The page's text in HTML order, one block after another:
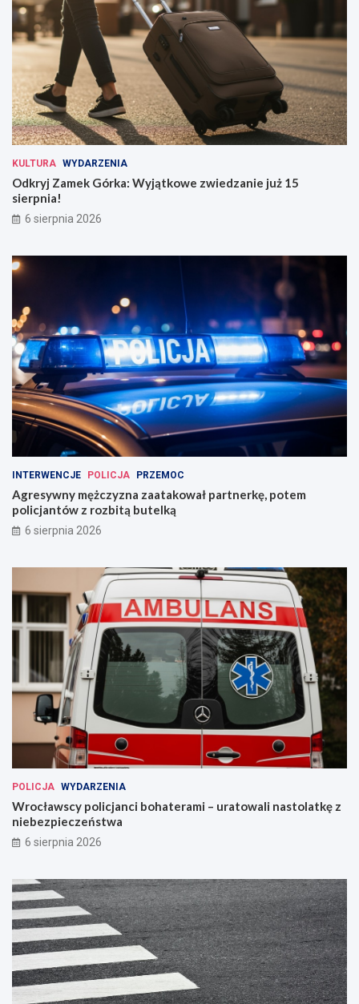
KULTURA WYDARZENIA
Odkryj Zamek Górka: Wyjątkowe zwiedzanie już 15
sierpnia!
6 sierpnia 2026
INTERWENCJE POLICJA PRZEMOC
Agresywny mężczyzna zaatakował partnerkę, potem
policjantów z rozbitą butelką
6 sierpnia 2026
POLICJA WYDARZENIA
Wrocławscy policjanci bohaterami – uratowali nastolatkę z
niebezpieczeństwa
6 sierpnia 2026